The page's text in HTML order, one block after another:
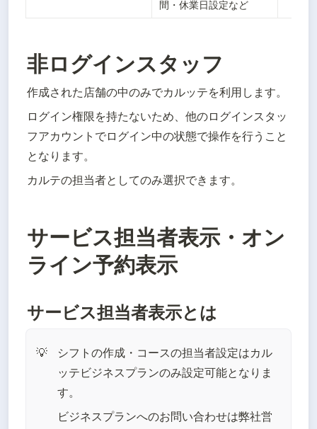
間・休業日設定など
非ログインスタッフ
作成された店舗の中のみでカルッテを利用します。
ログイン権限を持たないため、他のログインスタッ
フアカウントでログイン中の状態で操作を行うこと
となります。
カルテの担当者としてのみ選択できます。
サービス担当者表示・オン
ライン予約表示
サービス担当者表示とは
💡
シフトの作成・コースの担当者設定はカル
ッテビジネスプランのみ設定可能となりま
す。
ビジネスプランへのお問い合わせは弊社営